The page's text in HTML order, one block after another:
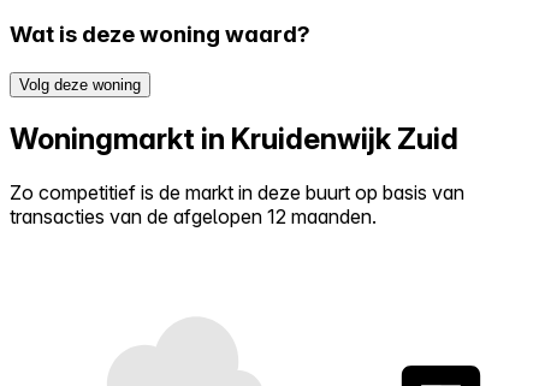
Wat is deze woning waard?
Volg deze woning
Woningmarkt in Kruidenwijk Zuid
Zo competitief is de markt in deze buurt op basis van
transacties van de afgelopen 12 maanden.